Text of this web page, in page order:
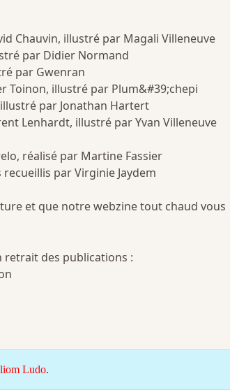
Chauvin, illustré par Magali Villeneuve
par Didier Normand
par Gwenran
Toinon, illustré par Plum&#39;chepi
par Jonathan Hartert
Lenhardt, illustré par Yvan Villeneuve
réalisé par Martine Fassier
par Virginie Jaydem
et que notre webzine tout chaud vous
retrait des publications :
Ludo.